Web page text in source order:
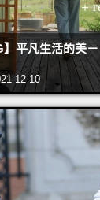
】平凡生活的美
12-10